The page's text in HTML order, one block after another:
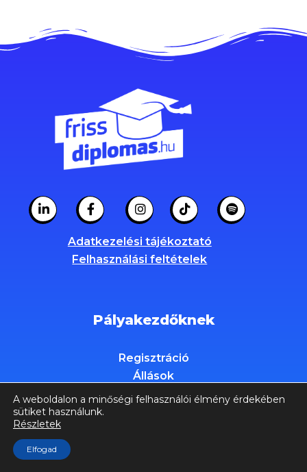
Adatkezelési tájékoztató
Felhasználási feltételek
Pályakezdőknek
Regisztráció
Állások
Események
A weboldalon a minőségi felhasználói élmény érdekében
sütiket használunk.
Részletek
Elfogad